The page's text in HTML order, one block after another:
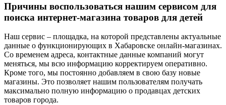
Причины воспользоваться нашим сервисом для
поиска интернет-магазина товаров для детей
Наш сервис – площадка, на которой представлены актуальные
данные о функционирующих в Хабаровске онлайн-магазинах.
Со временем адреса, контактные данные компаний могут
меняться, мы всю информацию корректируем оперативно.
Кроме того, мы постоянно добавляем в свою базу новые
магазины. Это позволяет нашим пользователям получать
максимально полную информацию о продавцах детских
товаров города.